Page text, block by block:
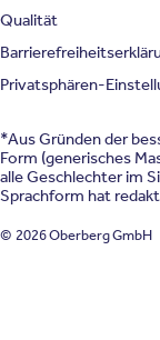
Qualität
Privatsphären-
*Aus Gründen der
Form (generisches
alle Geschlechter im
Sprachform hat
© 2026 Oberberg GmbH